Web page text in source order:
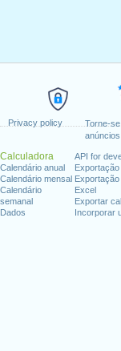
Privacy policy
Torne-
Calculadora
Calendário anual
Calendário mensal
Calendário
semanal
Dados
API for
Excel
Exportar
Incorporar